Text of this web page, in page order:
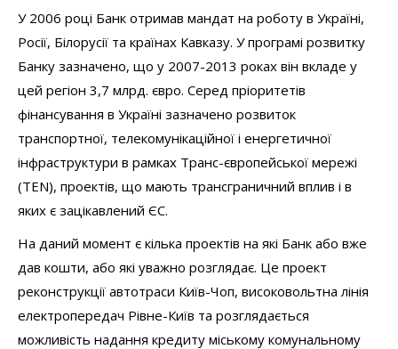
У 2006 році Банк отримав мандат на роботу в Україні,
Росії, Білорусії та країнах Кавказу. У програмі розвитку
Банку зазначено, що у 2007-2013 роках він вкладе у
цей регіон 3,7 млрд. євро. Серед пріоритетів
фінансування в Україні зазначено розвиток
транспортної, телекомунікаційної і енергетичної
інфраструктури в рамках Транс-європейської мережі
(TEN), проектів, що мають трансграничний вплив і в
яких є зацікавлений ЄС.
На даний момент є кілька проектів на які Банк або вже
дав кошти, або які уважно розглядає. Це проект
реконструкції автотраси Київ-Чоп, високовольтна лінія
електропередач Рівне-Київ та розглядається
можливість надання кредиту міському комунальному